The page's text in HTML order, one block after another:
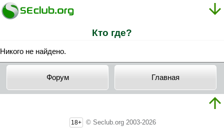
Кто где?
Никого не найдено.
Форум Главная
18+ © Seclub.org 2003-2026